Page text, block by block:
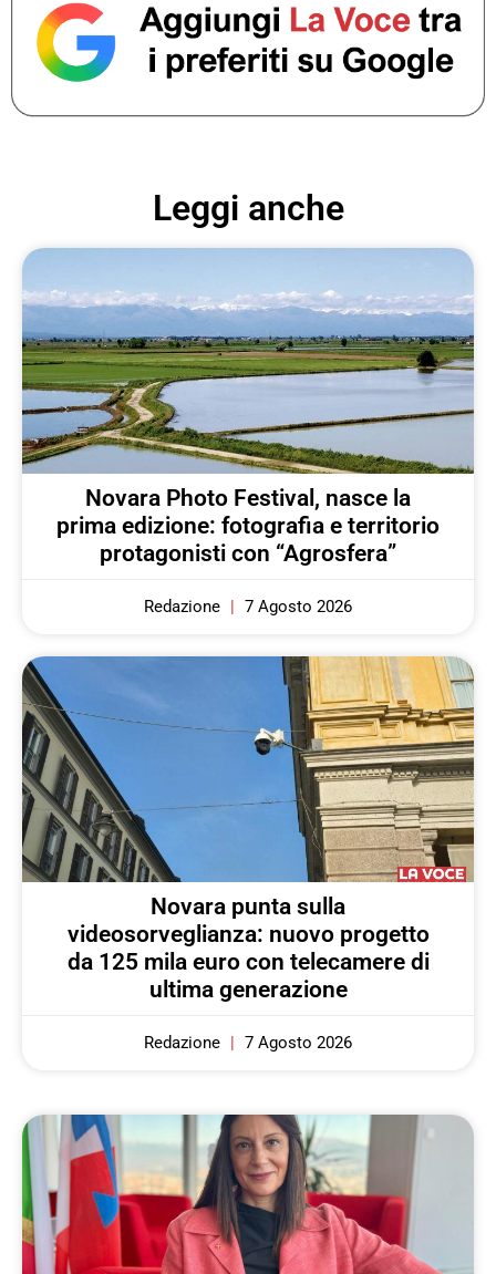
Leggi anche
Novara Photo Festival, nasce la
prima edizione: fotografia e territorio
protagonisti con “Agrosfera”
Redazione 7 Agosto 2026
Novara punta sulla
videosorveglianza: nuovo progetto
da 125 mila euro con telecamere di
ultima generazione
Redazione 7 Agosto 2026